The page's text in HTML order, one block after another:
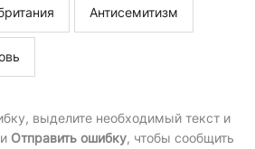
Антисемитизм
выделите необходимый текст и
Отправить ошибку, чтобы сообщить